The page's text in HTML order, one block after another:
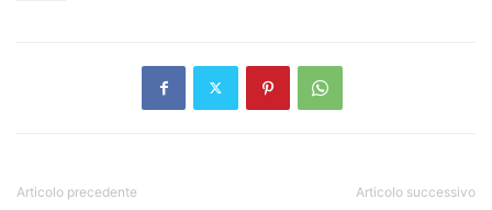
Articolo precedente Articolo successivo